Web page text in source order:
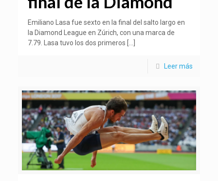
Emiliano Lasa fue sexto en la final del salto largo en
la Diamond League en Zúrich, con una marca de
7.79. Lasa tuvo los dos primeros […]
Leer más